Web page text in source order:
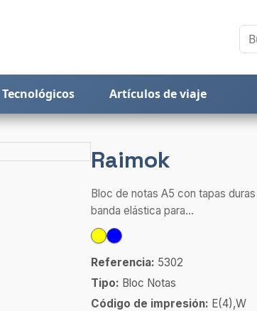
Tecnológicos Artículos de viaje
Raimok
Bloc de notas A5 con tapas
banda elástica para...
Referencia: 5302
Tipo: Bloc Notas
Código de impresión: E(4),W